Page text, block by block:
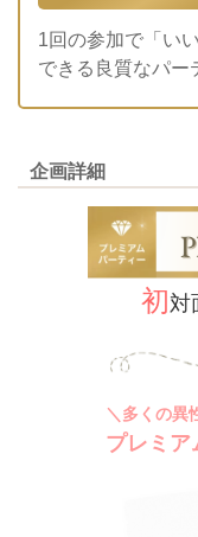
1回の参加で「い
できる良質なパー
企画詳細
初対
＼多くの異
プレミア